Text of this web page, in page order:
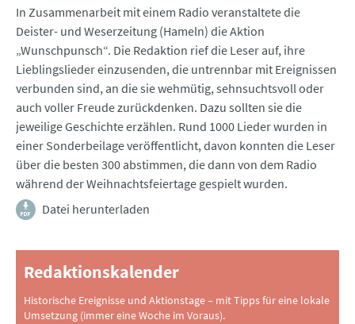
In Zusammenarbeit mit einem Radio veranstaltete die
Deister- und Weserzeitung (Hameln) die Aktion
„Wunschpunsch“. Die Redaktion rief die Leser auf, ihre
Lieblingslieder einzusenden, die untrennbar mit Ereignissen
verbunden sind, an die sie wehmütig, sehnsuchtsvoll oder
auch voller Freude zurückdenken. Dazu sollten sie die
jeweilige Geschichte erzählen. Rund 1000 Lieder wurden in
einer Sonderbeilage veröffentlicht, davon konnten die Leser
über die besten 300 abstimmen, die dann von dem Radio
während der Weihnachtsfeiertage gespielt wurden.
Datei herunterladen
Redaktionskalender
Historische Ereignisse und Aktionstage – mit Tipps für eine lokale
Umsetzung (immer eine Woche im Voraus).